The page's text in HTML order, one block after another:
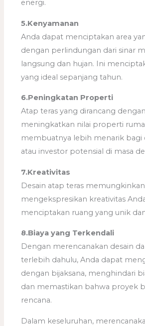
energi.
5.Kenyamanan
Anda dapat menciptakan area
dengan perlindungan dari sinar
langsung dan hujan. Ini
yang ideal sepanjang tahun.
6.Peningkatan Properti
Atap teras yang dirancang
meningkatkan nilai properti
membuatnya lebih menarik bagi
atau investor potensial di masa
7.Kreativitas
Desain atap teras
mengekspresikan kreativitas
menciptakan ruang yang unik
8.Biaya yang Terkendali
Dengan merencanakan desain
terlebih dahulu, Anda dapat
dengan bijaksana, menghindari
dan memastikan bahwa proyek
rencana.
Dalam keseluruhan,